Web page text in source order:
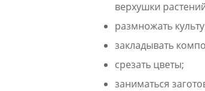
верхушки
размножать
закладывать
срезать цветы;
заниматься